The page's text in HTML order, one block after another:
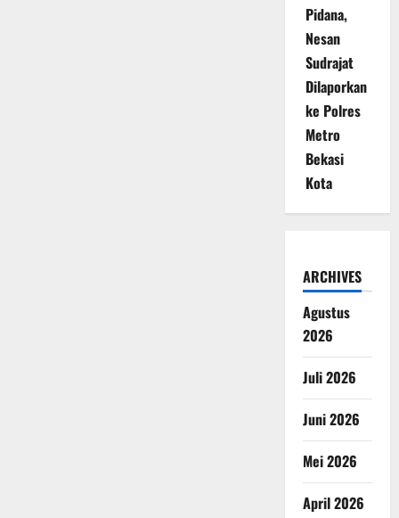
Pidana,
Nesan
Sudrajat
Dilaporkan
ke Polres
Metro
Bekasi
Kota
ARCHIVES
Agustus
2026
Juli 2026
Juni 2026
Mei 2026
April 2026